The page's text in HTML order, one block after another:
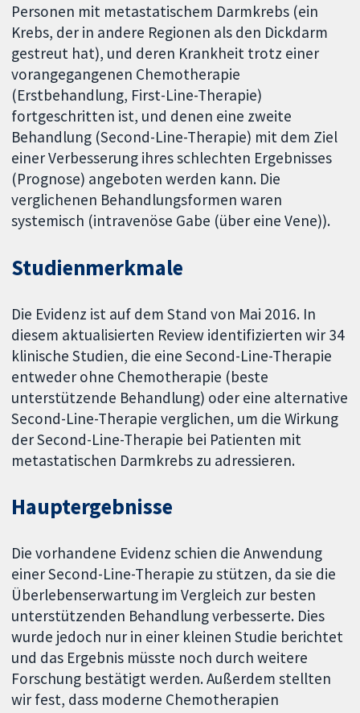
Personen mit metastatischem Darmkrebs (ein
Krebs, der in andere Regionen als den Dickdarm
gestreut hat), und deren Krankheit trotz einer
vorangegangenen Chemotherapie
(Erstbehandlung, First-Line-Therapie)
fortgeschritten ist, und denen eine zweite
Behandlung (Second-Line-Therapie) mit dem Ziel
einer Verbesserung ihres schlechten Ergebnisses
(Prognose) angeboten werden kann. Die
verglichenen Behandlungsformen waren
systemisch (intravenöse Gabe (über eine Vene)).
Studienmerkmale
Die Evidenz ist auf dem Stand von Mai 2016. In
diesem aktualisierten Review identifizierten wir 34
klinische Studien, die eine Second-Line-Therapie
entweder ohne Chemotherapie (beste
unterstützende Behandlung) oder eine alternative
Second-Line-Therapie verglichen, um die Wirkung
der Second-Line-Therapie bei Patienten mit
metastatischen Darmkrebs zu adressieren.
Hauptergebnisse
Die vorhandene Evidenz schien die Anwendung
einer Second-Line-Therapie zu stützen, da sie die
Überlebenserwartung im Vergleich zur besten
unterstützenden Behandlung verbesserte. Dies
wurde jedoch nur in einer kleinen Studie berichtet
und das Ergebnis müsste noch durch weitere
Forschung bestätigt werden. Außerdem stellten
wir fest, dass moderne Chemotherapien